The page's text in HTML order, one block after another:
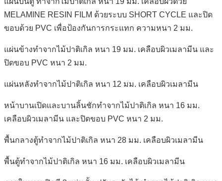
MELAMINE RESIN FILM ด้วยระบบ SHORT CYCLE และปิด
ขอบด้วย PVC เพื่อป้องกันการกระแทก ความหนา 2 มม.
แผ่นข้างทำจากไม้ปาติเกิล หนา 19 มม. เคลือบผิวเมลามีน และ
ปิดขอบ PVC หนา 2 มม.
แผ่นหลังทำจากไม้ปาติเกิล หนา 12 มม. เคลือบผิวเมลามีน
หน้าบานเปิดและบานลิ้นชักทำจากไม้ปาติเกิล หนา 16 มม.
เคลือบผิวเมลามีน และปิดขอบ PVC หนา 2 มม.
พื้นกลางตู้ทำจากไม้ปาติเกิล หนา 28 มม. เคลือบผิวเมลามีน
พื้นตู้ทำจากไม้ปาติเกิล หนา 16 มม. เคลือบผิวเมลามีน